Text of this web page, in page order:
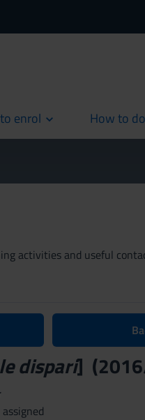
enrol How to do
current
activities and useful
dispari]